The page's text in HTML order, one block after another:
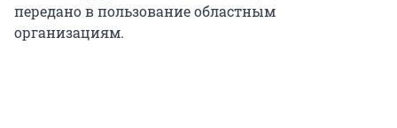
передано в пользование областным
организациям.